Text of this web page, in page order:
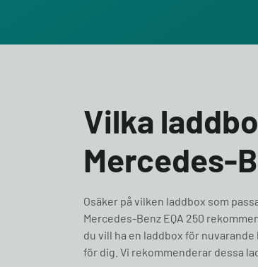
Vilka
Mercedes-
Osäker på vilken laddbox som
Mercedes-Benz EQA 250
du vill ha en laddbox för
för dig. Vi rekommenderar dessa